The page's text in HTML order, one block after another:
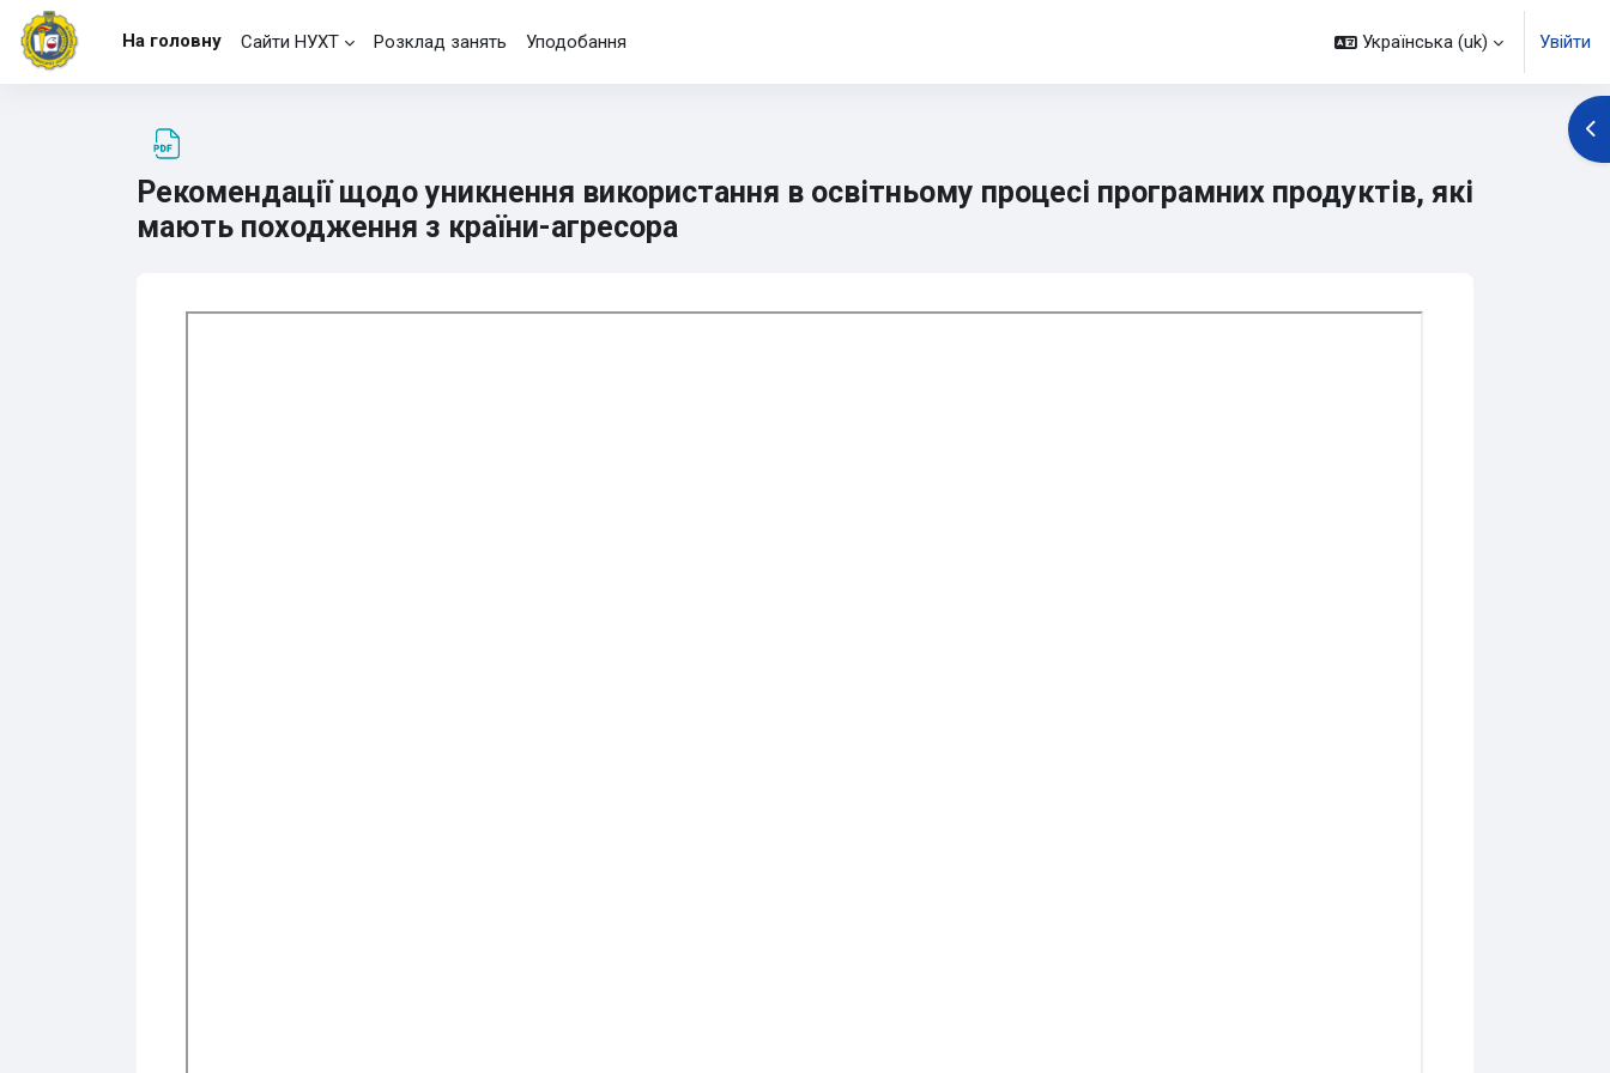
Перейти до головного вмісту
На головну
Сайти НУХТ Розклад занять Уподобання Українська ‎(uk)‎ Увійти
Рекомендації щодо уникнення використання в освітньому процесі програмних продуктів, які
мають походження з країни-агресора